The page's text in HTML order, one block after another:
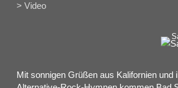
> Video
Mit sonnigen Grüßen aus Kalifornien und